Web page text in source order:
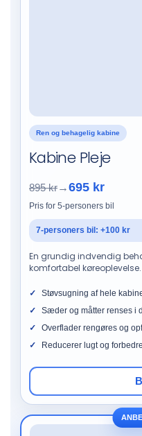
Ren og behagelig kabine
Kabine Pleje
895 kr→695 kr
Pris for 5-personers bil
7-personers bil: +100 kr
En grundig indvendig
komfortabel køreoplevelse.
Støvsugning af hele
Sæder og måtter renses i
Overflader rengøres og
Reducerer lugt og